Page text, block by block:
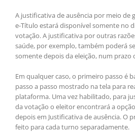
A justificativa de ausência por meio de
e-Título estará disponível somente no
votação. A justificativa por outras
saúde, por exemplo, também poderá
somente depois da eleição, num prazo
Em qualquer caso, o primeiro passo é
passo a passo mostrado na tela para
plataforma. Uma vez habilitado, para
da votação o eleitor encontrará a
depois em Justificativa de ausência. O
feito para cada turno separadamente.